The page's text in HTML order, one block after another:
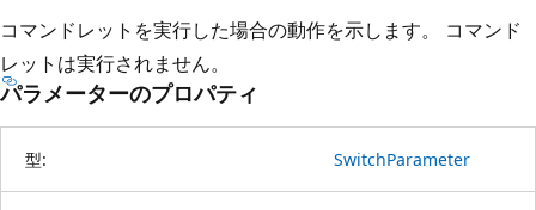
コマンドレットを実行した場合の動作を示します。 コマンド
レットは実行されません。
パラメーターのプロパティ
型: SwitchParameter